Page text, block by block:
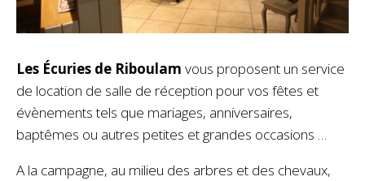
Les Écuries de Riboulam vous proposent un service
de location de salle de réception pour vos fêtes et
évènements tels que mariages, anniversaires,
baptêmes ou autres petites et grandes occasions …
A la campagne, au milieu des arbres et des chevaux,